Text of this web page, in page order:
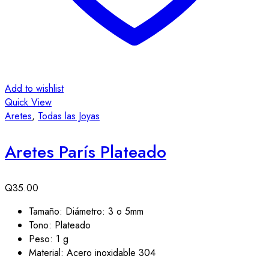
Add to wishlist
Quick View
Aretes, Todas las Joyas
Aretes París Plateado
Q35.00
Tamaño: Diámetro: 3 o 5mm
Tono: Plateado
Peso: 1 g
Material: Acero inoxidable 304